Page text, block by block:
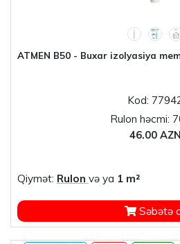
ATMEN B50 - Buxar izolyasiya
Kod:
Rulon həcmi:
46.00 AZN
Qiymət: Rulon və ya 1 m²
Səbətə